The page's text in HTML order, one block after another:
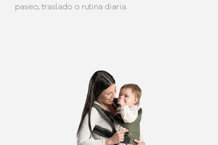
paseo, traslado o rutina diaria.